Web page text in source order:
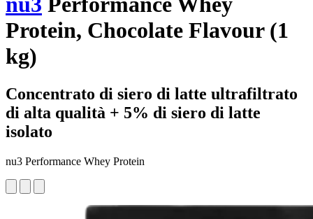
Protein, Chocolate Flavour (1
kg)
Concentrato di siero di latte ultrafiltrato
di alta qualità + 5% di siero di latte
isolato
nu3 Performance Whey Protein